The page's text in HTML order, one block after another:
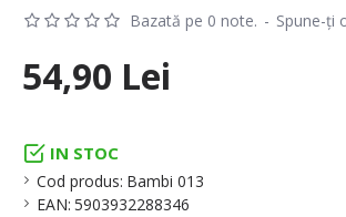
IN STOC
Cod produs: Bambi 013
EAN: 5903932288346
Bazată pe 0 note. - Spune-ţi
54,90 Lei